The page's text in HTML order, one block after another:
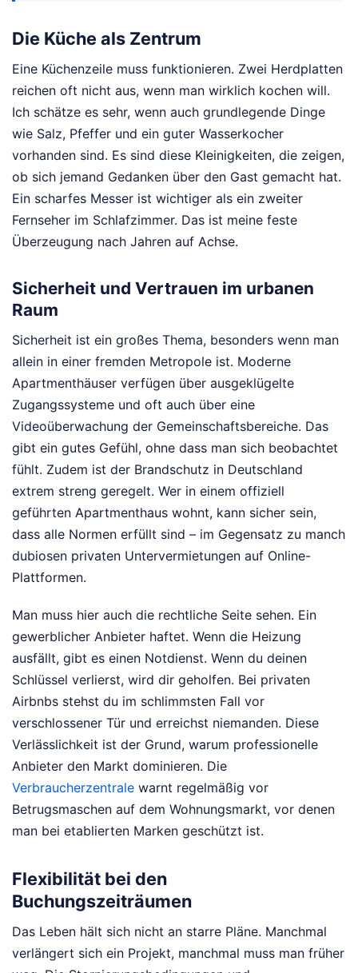
Die Küche als Zentrum
Eine Küchenzeile muss funktionieren. Zwei Herdplatten
reichen oft nicht aus, wenn man wirklich kochen will.
Ich schätze es sehr, wenn auch grundlegende Dinge
wie Salz, Pfeffer und ein guter Wasserkocher
vorhanden sind. Es sind diese Kleinigkeiten, die zeigen,
ob sich jemand Gedanken über den Gast gemacht hat.
Ein scharfes Messer ist wichtiger als ein zweiter
Fernseher im Schlafzimmer. Das ist meine feste
Überzeugung nach Jahren auf Achse.
Sicherheit und Vertrauen im urbanen
Raum
Sicherheit ist ein großes Thema, besonders wenn man
allein in einer fremden Metropole ist. Moderne
Apartmenthäuser verfügen über ausgeklügelte
Zugangssysteme und oft auch über eine
Videoüberwachung der Gemeinschaftsbereiche. Das
gibt ein gutes Gefühl, ohne dass man sich beobachtet
fühlt. Zudem ist der Brandschutz in Deutschland
extrem streng geregelt. Wer in einem offiziell
geführten Apartmenthaus wohnt, kann sicher sein,
dass alle Normen erfüllt sind – im Gegensatz zu manch
dubiosen privaten Untervermietungen auf Online-
Plattformen.
Man muss hier auch die rechtliche Seite sehen. Ein
gewerblicher Anbieter haftet. Wenn die Heizung
ausfällt, gibt es einen Notdienst. Wenn du deinen
Schlüssel verlierst, wird dir geholfen. Bei privaten
Airbnbs stehst du im schlimmsten Fall vor
verschlossener Tür und erreichst niemanden. Diese
Verlässlichkeit ist der Grund, warum professionelle
Anbieter den Markt dominieren. Die
Verbraucherzentrale warnt regelmäßig vor
Betrugsmaschen auf dem Wohnungsmarkt, vor denen
man bei etablierten Marken geschützt ist.
Flexibilität bei den
Buchungszeiträumen
Das Leben hält sich nicht an starre Pläne. Manchmal
verlängert sich ein Projekt, manchmal muss man früher